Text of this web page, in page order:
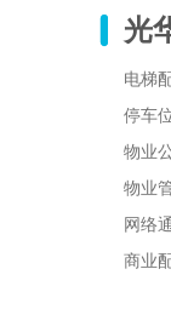
光
电梯
停车
物业
物业
网络
商业